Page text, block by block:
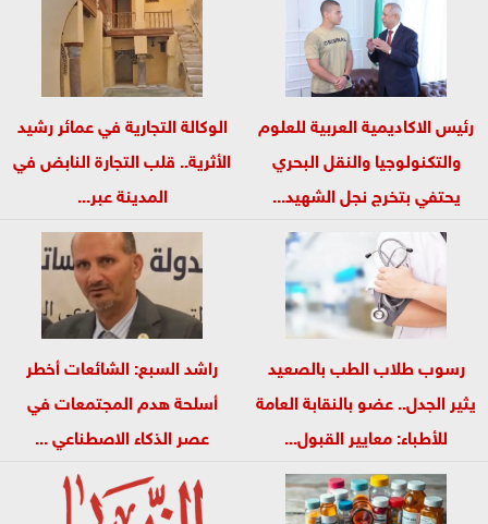
رئيس الاكاديمية العربية للعلوم
والتكنولوجيا والنقل البحري
يحتفي بتخرج نجل الشهيد...
الوكالة التجارية في عمائر رشيد
الأثرية.. قلب التجارة النابض في
المدينة عبر...
رسوب طلاب الطب بالصعيد
يثير الجدل.. عضو بالنقابة العامة
للأطباء: معايير القبول...
راشد السبع: الشائعات أخطر
أسلحة هدم المجتمعات في
عصر الذكاء الاصطناعي ...